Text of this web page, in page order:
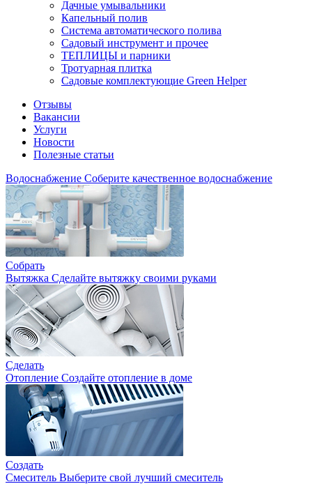
Дачные умывальники
Капельный полив
Система автоматического полива
Садовый инструмент и прочее
ТЕПЛИЦЫ и парники
Тротуарная плитка
Садовые комплектующие Green Helper
Отзывы
Вакансии
Услуги
Новости
Полезные статьи
Водоснабжение Соберите качественное водоснабжение
Собрать
Вытяжка Сделайте вытяжку своими руками
Сделать
Отопление Создайте отопление в доме
Создать
Смеситель Выберите свой лучший смеситель